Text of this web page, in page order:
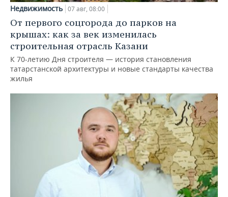
Недвижимость 07 авг, 08:00
От первого соцгорода до парков на
крышах: как за век изменилась
строительная отрасль Казани
К 70-летию Дня строителя — история становления
татарстанской архитектуры и новые стандарты качества
жилья